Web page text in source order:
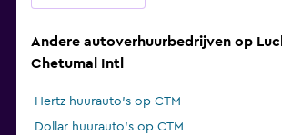
Andere autoverhuurbedrijven op
Chetumal Intl
Hertz huurauto's op CTM
Dollar huurauto's op CTM